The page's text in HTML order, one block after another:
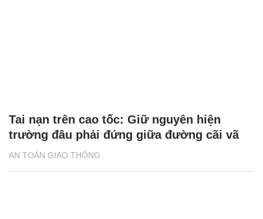
AN TOÀN GIAO THÔNG
Tai nạn trên cao tốc: Giữ nguyên hiện
trường đâu phải đứng giữa đường cãi vã